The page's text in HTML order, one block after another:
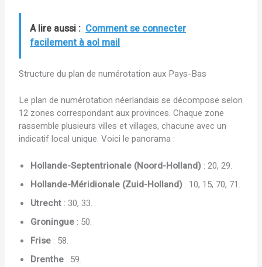
A lire aussi : Comment se connecter
facilement à aol mail
Structure du plan de numérotation aux Pays-Bas
Le plan de numérotation néerlandais se décompose selon
12 zones correspondant aux provinces. Chaque zone
rassemble plusieurs villes et villages, chacune avec un
indicatif local unique. Voici le panorama :
Hollande-Septentrionale (Noord-Holland) : 20, 29.
Hollande-Méridionale (Zuid-Holland) : 10, 15, 70, 71.
Utrecht : 30, 33.
Groningue : 50.
Frise : 58.
Drenthe : 59.